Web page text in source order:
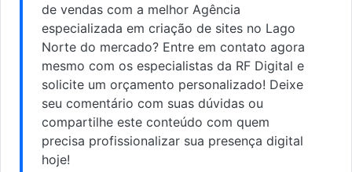
de vendas com a melhor Agência
especializada em criação de sites no Lago
Norte do mercado? Entre em contato agora
mesmo com os especialistas da RF Digital e
solicite um orçamento personalizado! Deixe
seu comentário com suas dúvidas ou
compartilhe este conteúdo com quem
precisa profissionalizar sua presença digital
hoje!